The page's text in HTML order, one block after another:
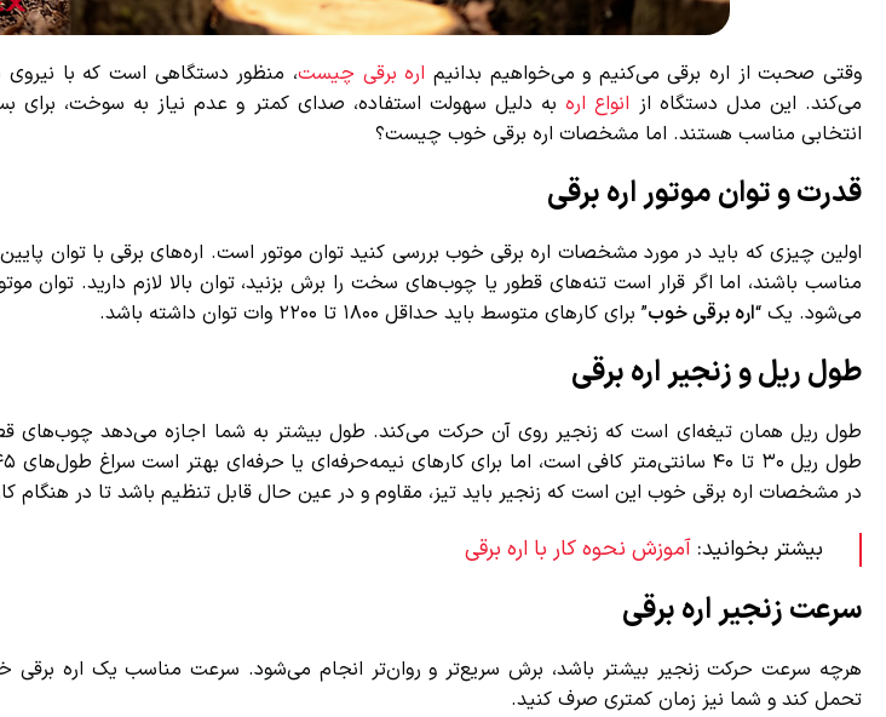
وقتی صحبت از اره برقی می‌کنیم و می‌خواهیم بدانیماره برقی چیست، منظور دستگاهی است که با نیروی
می‌کند. این مدل دستگاه ازانواع ارهبه دلیل سهولت استفاده، صدای کمتر و عدم نیاز به سوخت، برای
انتخابی مناسب هستند. اما مشخصات اره برقی خوب چیست؟
قدرت و توان موتور اره برقی
اولین چیزی که باید در مورد مشخصات اره برقی خوب بررسی کنید توان موتور است. اره‌های برقی با توان
مناسب باشند، اما اگر قرار است تنه‌های قطور یا چوب‌های سخت را برش بزنید، توان بالا لازم دارید. توان
می‌شود. یک “ اره برقی خوب” برای کارهای متوسط باید حداقل ۱۸۰۰ تا ۲۲۰۰ وات توان داشته باشد.
طول ریل و زنجیر اره برقی
طول ریل همان تیغه‌ای است که زنجیر روی آن حرکت می‌کند. طول بیشتر به شما اجازه می‌دهد چوب‌های
در مشخصات اره برقی خوب این است که زنجیر باید تیز، مقاوم و در عین حال قابل تنظیم باشد تا در هنگام
بیشتر بخوانید:آموزش نحوه کار با اره برقی
سرعت زنجیر اره برقی
هرچه سرعت حرکت زنجیر بیشتر باشد، برش سریع‌تر و روان‌تر انجام می‌شود. سرعت مناسب یک اره برقی
تحمل کند و شما نیز زمان کمتری صرف کنید.